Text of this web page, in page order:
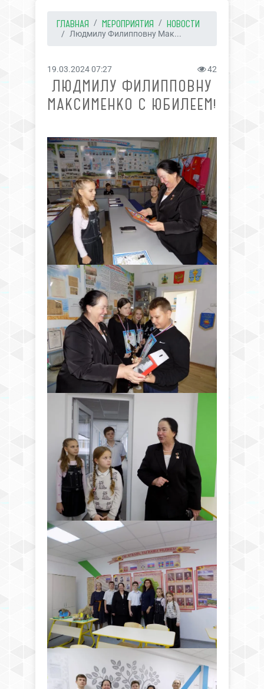
ГЛАВНАЯ МЕРОПРИЯТИЯ НОВОСТИ
Людмилу Филипповну Мак...
19.03.2024 07:27 42
ЛЮДМИЛУ ФИЛИППОВНУ
МАКСИМЕНКО С ЮБИЛЕЕМ!